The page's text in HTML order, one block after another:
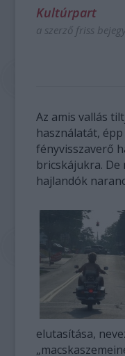
Kultúrpart
a szerző friss
Az amis vallás
használatát,
fényvisszaverő
bricskájukra.
hajlandók
elutasítása,